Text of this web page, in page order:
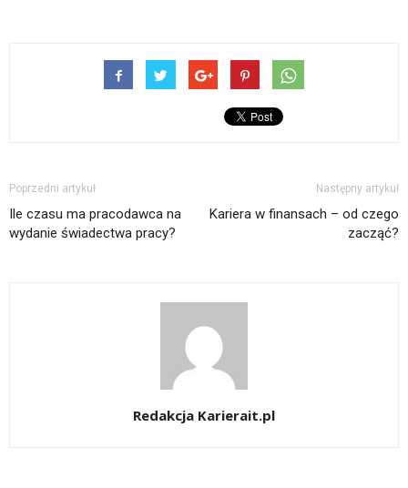
Poprzedni artykuł
Ile czasu ma pracodawca na
wydanie świadectwa pracy?
Następny artykuł
Kariera w finansach – od czego
zacząć?
Redakcja Karierait.pl